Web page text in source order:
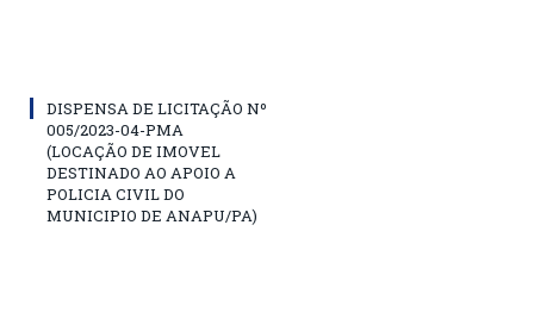
DISPENSA DE LICITAÇÃO Nº
005/2023-04-PMA
(LOCAÇÃO DE IMOVEL
DESTINADO AO APOIO A
POLICIA CIVIL DO
MUNICIPIO DE ANAPU/PA)